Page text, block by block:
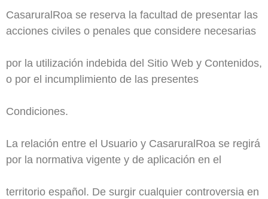
CasaruralRoa se reserva la facultad de presentar las
acciones civiles o penales que considere necesarias
por la utilización indebida del Sitio Web y Contenidos,
o por el incumplimiento de las presentes
Condiciones.
La relación entre el Usuario y CasaruralRoa se regirá
por la normativa vigente y de aplicación en el
territorio español. De surgir cualquier controversia en